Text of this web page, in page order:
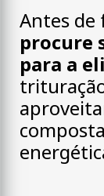
Antes de
procure
para a